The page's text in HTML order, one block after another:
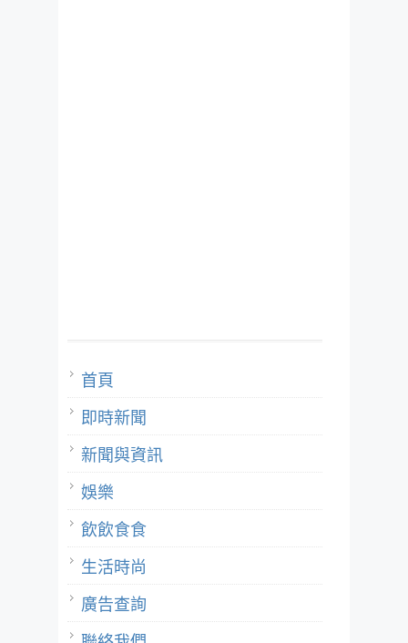
首頁
即時新聞
新聞與資訊
娛樂
飲飲食食
生活時尚
廣告查詢